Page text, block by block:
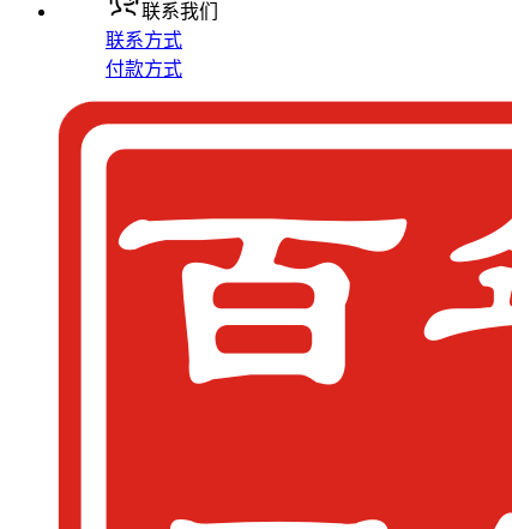
联系我们
联系方式
付款方式